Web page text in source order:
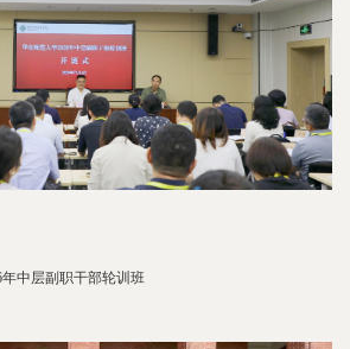
中层副职干部轮训班